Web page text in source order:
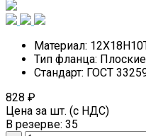
Материал:
Тип фланца: Плоские
Стандарт: ГОСТ
828 ₽
Цена за шт. (с НДС)
В резерве: 35